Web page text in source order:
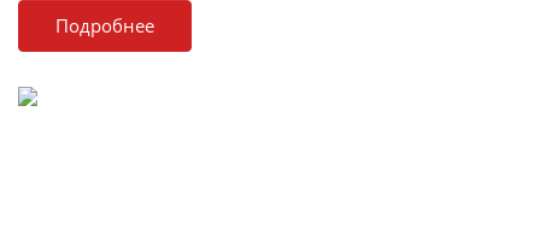
Подробнее